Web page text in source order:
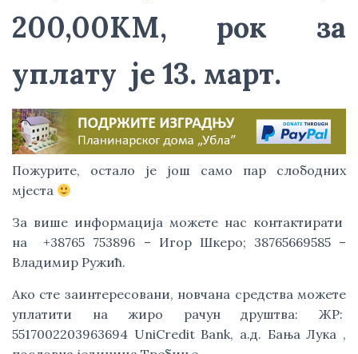
200,00КМ, рок за
уплату је 13. март.
Пожурите, остало је још само пар слободних
мјеста
За више информација можете нас контактирати
на +38765 753896 – Игор Шкеро; 38765669585 –
Владимир Ружић.
Ако сте заинтересовани, новчана средства можете
уплатити на жиро рачун друштва: ЖР:
5517002203963694 UniCredit Bank, а.д. Бања Лука ,